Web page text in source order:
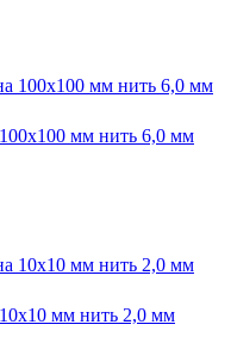
100х100 мм нить 6,0 мм
10х10 мм нить 2,0 мм